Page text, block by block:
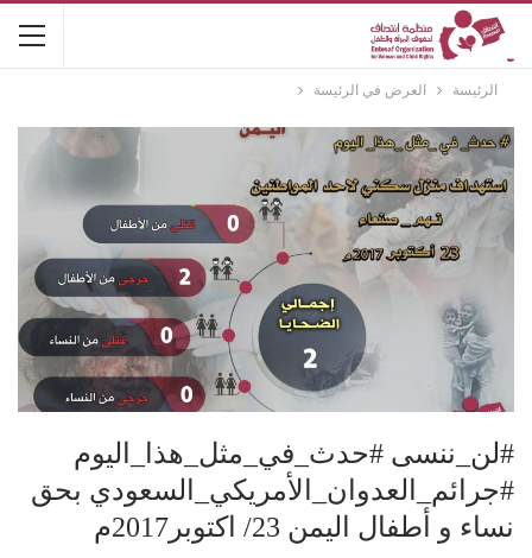
الرئيسة العرض في الرئيسة
#لن_ننسى #حدث_في_مثل_هذا_اليوم
#جرائم_العدوان_الأمريكي_السعودي بحق
نساء و أطفال اليمن 23/ اكتوبر2017م